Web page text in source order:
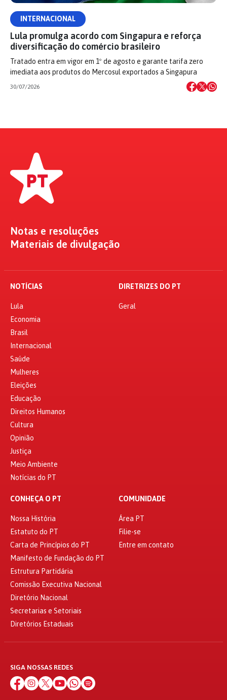
INTERNACIONAL
Lula promulga acordo com Singapura e reforça
diversificação do comércio brasileiro
Tratado entra em vigor em 1º de agosto e garante tarifa zero
imediata aos produtos do Mercosul exportados a Singapura
30/07/2026
Notas e resoluções
Materiais de divulgação
NOTÍCIAS
Lula
Economia
Brasil
Internacional
Saúde
Mulheres
Eleições
Educação
Direitos Humanos
Cultura
Opinião
Justiça
Meio Ambiente
Notícias do PT
DIRETRIZES DO PT
Geral
CONHEÇA O PT
Nossa História
Estatuto do PT
Carta de Princípios do PT
Manifesto de Fundação do PT
Estrutura Partidária
Comissão Executiva Nacional
Diretório Nacional
Secretarias e Setoriais
Diretórios Estaduais
COMUNIDADE
Área PT
Filie-se
Entre em contato
SIGA NOSSAS REDES